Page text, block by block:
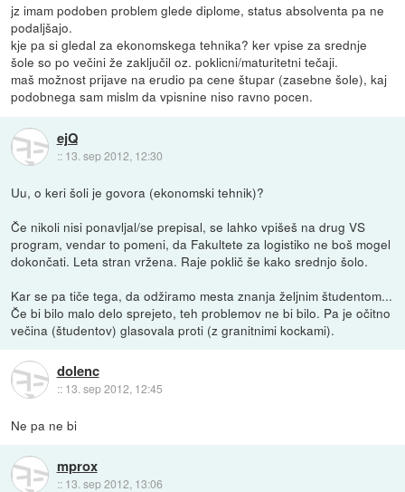
jz imam podoben problem glede diplome, status absolventa pa ne
podaljšajo.
kje pa si gledal za ekonomskega tehnika? ker vpise za srednje
šole so po večini že zaključil oz. poklicni/maturitetni tečaji.
maš možnost prijave na erudio pa cene štupar (zasebne šole), kaj
podobnega sam mislm da vpisnine niso ravno pocen.
ejQ
:: 13. sep 2012, 12:30
Uu, o keri šoli je govora (ekonomski tehnik)?
Če nikoli nisi ponavljal/se prepisal, se lahko vpišeš na drug VS
program, vendar to pomeni, da Fakultete za logistiko ne boš mogel
dokončati. Leta stran vržena. Raje poklič še kako srednjo šolo.
Kar se pa tiče tega, da odžiramo mesta znanja željnim študentom...
Če bi bilo malo delo sprejeto, teh problemov ne bi bilo. Pa je očitno
večina (študentov) glasovala proti (z granitnimi kockami).
dolenc
:: 13. sep 2012, 12:45
Ne pa ne bi
mprox
:: 13. sep 2012, 13:06